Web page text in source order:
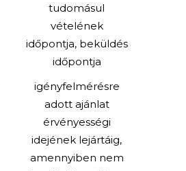
tudomásul
vételének
időpontja, beküldés
időpontja
igényfelmérésre
adott ajánlat
érvényességi
idejének lejártáig,
amennyiben nem